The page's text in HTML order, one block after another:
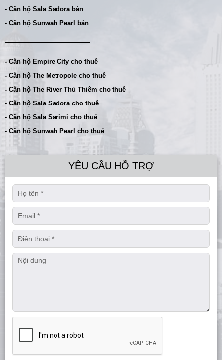
- Căn hộ Sala Sadora bán
- Căn hộ Sunwah Pearl bán
- Căn hộ Empire City cho thuê
- Căn hộ The Metropole cho thuê
- Căn hộ The River Thủ Thiêm cho thuê
- Căn hộ Sala Sadora cho thuê
- Căn hộ Sala Sarimi cho thuê
- Căn hộ Sunwah Pearl cho thuê
YÊU CẦU HỖ TRỢ